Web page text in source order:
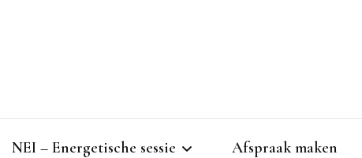
NEI – Energetische sessie Afspraak maken